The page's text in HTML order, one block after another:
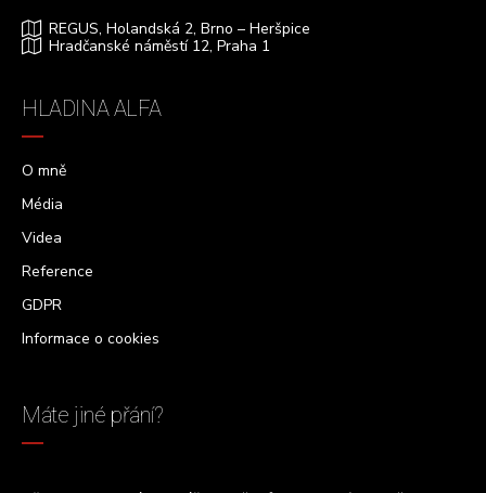
REGUS, Holandská 2, Brno – Heršpice
Hradčanské náměstí 12, Praha 1
HLADINA ALFA
O mně
Média
Videa
Reference
GDPR
Informace o cookies
Máte jiné přání?